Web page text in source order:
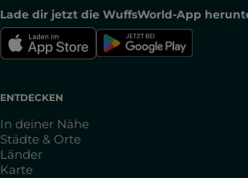
Lade dir jetzt die WuffsWorld-App
ENTDECKEN
In deiner Nähe
Städte & Orte
Länder
Karte